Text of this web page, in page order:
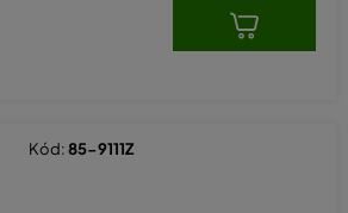
Kód:85-9111Z